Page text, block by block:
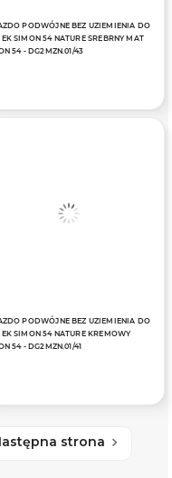
PODWÓJNE BEZ UZIEMIENIA DO
SIMON 54 NATURE SREBRNY MAT
54 - DG2MZN.01/43
PODWÓJNE BEZ UZIEMIENIA DO
SIMON 54 NATURE KREMOWY
54 - DG2MZN.01/41
strona